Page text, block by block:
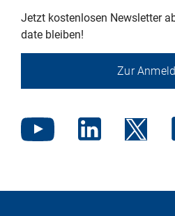
Jetzt kostenlosen Newsletter
date bleiben!
Zur